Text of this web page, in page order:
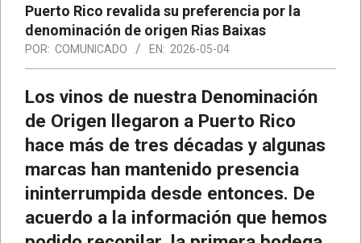
Puerto Rico revalida su preferencia por la
denominación de origen Rias Baixas
POR: COMUNICADO EN: 2026-05-04
Los vinos de nuestra Denominación
de Origen llegaron a Puerto Rico
hace más de tres décadas y algunas
marcas han mantenido presencia
ininterrumpida desde entonces. De
acuerdo a la información que hemos